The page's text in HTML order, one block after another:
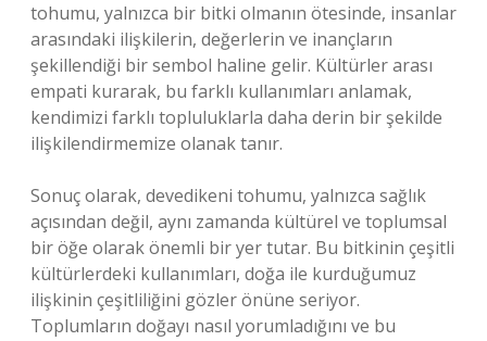
tohumu, yalnızca bir bitki olmanın ötesinde, insanlar
arasındaki ilişkilerin, değerlerin ve inançların
şekillendiği bir sembol haline gelir. Kültürler arası
empati kurarak, bu farklı kullanımları anlamak,
kendimizi farklı topluluklarla daha derin bir şekilde
ilişkilendirmemize olanak tanır.
Sonuç olarak, devedikeni tohumu, yalnızca sağlık
açısından değil, aynı zamanda kültürel ve toplumsal
bir öğe olarak önemli bir yer tutar. Bu bitkinin çeşitli
kültürlerdeki kullanımları, doğa ile kurduğumuz
ilişkinin çeşitliliğini gözler önüne seriyor.
Toplumların doğayı nasıl yorumladığını ve bu